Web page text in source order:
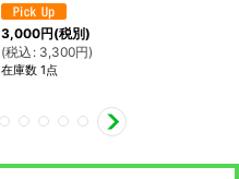
3,000円(税別)
(税込 : 3,300円)
在庫数 1点